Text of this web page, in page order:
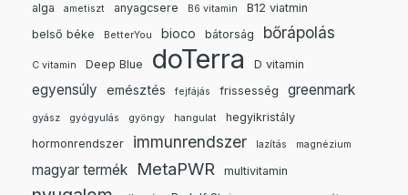
alga ametiszt anyagcsere B6 vitamin
B12 viatmin
belső béke
BetterYou bioco bátorság bőrápolás
C vitamin Deep Blue doTerra D vitamin
egyensúly emésztés fejfájás frissesség greenmark
gyász gyógyulás gyöngy hangulat
hegyikristály
hormonrendszer
immunrendszer lazítás magnézium
magyar termék MetaPWR multivitamin